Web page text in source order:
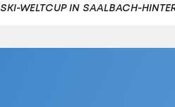
SKI-WELTCUP IN SAALBACH-